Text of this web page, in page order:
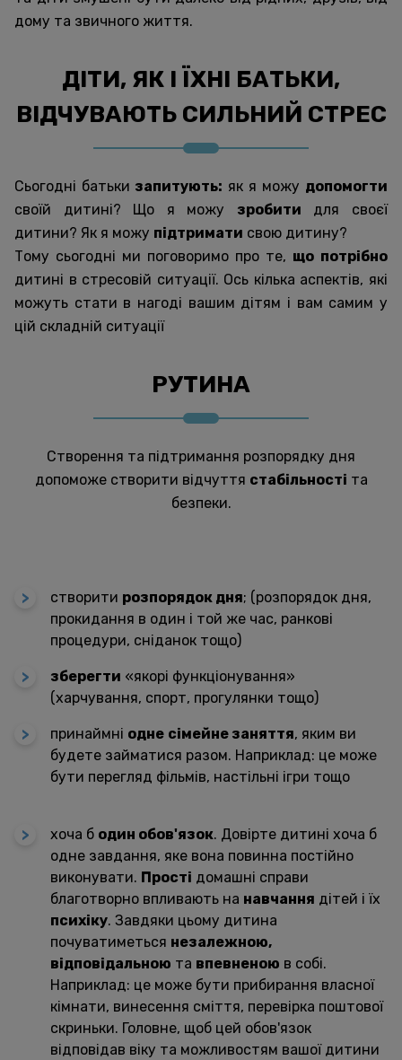
дому та звичного життя.
ДІТИ, ЯК І ЇХНІ БАТЬКИ,
ВІДЧУВАЮТЬ СИЛЬНИЙ СТРЕС
Сьогодні батьки запитують: як я можу допомогти
своїй дитині? Що я можу зробити для своєї
дитини? Як я можу підтримати свою дитину?
Тому сьогодні ми поговоримо про те, що потрібно
дитині в стресовій ситуації. Ось кілька аспектів, які
можуть стати в нагоді вашим дітям і вам самим у
цій складній ситуації
РУТИНА
Створення та підтримання розпорядку дня
допоможе створити відчуття стабільності та
безпеки.
створити розпорядок дня; (розпорядок дня,
прокидання в один і той же час, ранкові
процедури, сніданок тощо)
зберегти «якорі функціонування»
(харчування, спорт, прогулянки тощо)
принаймні одне сімейне заняття, яким ви
будете займатися разом. Наприклад: це може
бути перегляд фільмів, настільні ігри тощо
хоча б один обов'язок. Довірте дитині хоча б
одне завдання, яке вона повинна постійно
виконувати. Прості домашні справи
благотворно впливають на навчання дітей і їх
психіку. Завдяки цьому дитина
почуватиметься незалежною,
відповідальною та впевненою в собі.
Наприклад: це може бути прибирання власної
кімнати, винесення сміття, перевірка поштової
скриньки. Головне, щоб цей обов'язок
відповідав віку та можливостям вашої дитини